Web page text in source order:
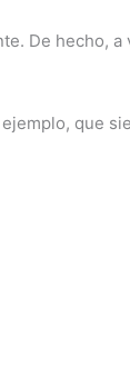
De hecho,
que